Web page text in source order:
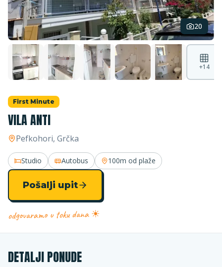
20
+14
First Minute
VILA ANTI
Pefkohori, Grčka
Studio Autobus 100m od plaže
Pošalji upit
odgovaramo u toku dana ☀
DETALJI PONUDE